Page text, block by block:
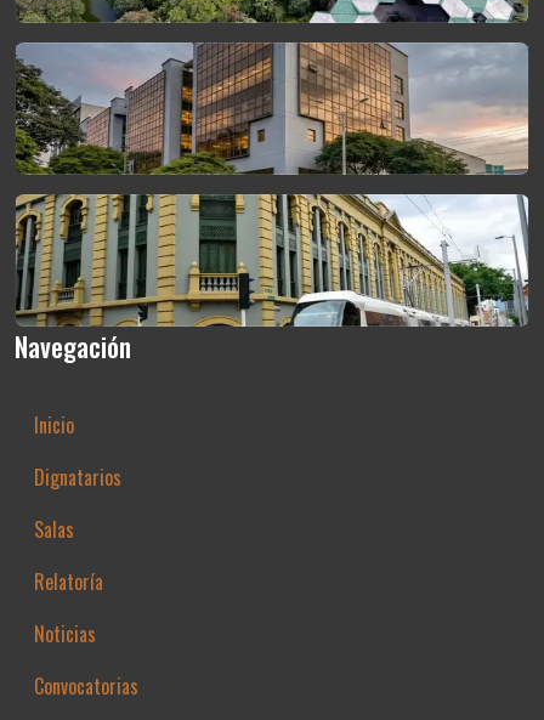
Navegación
Inicio
Dignatarios
Salas
Relatoría
Noticias
Convocatorias